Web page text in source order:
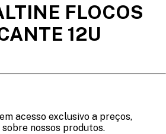
FLOCOS
12U
acesso exclusivo a preços,
nossos produtos.